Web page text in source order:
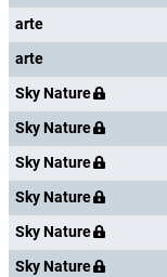
arte
arte
Sky Nature
Sky Nature
Sky Nature
Sky Nature
Sky Nature
Sky Nature